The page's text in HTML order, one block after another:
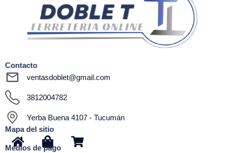
Contacto
ventasdoblet@gmail.com
3812004782
Yerba Buena 4107 - Tucumán
Mapa del sitio
H
S
S
Medios de pago